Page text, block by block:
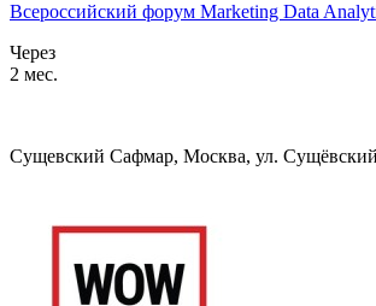
Всероссийский форум Marketing Data
Через
2 мес.
Сущевский Сафмар, Москва, ул.